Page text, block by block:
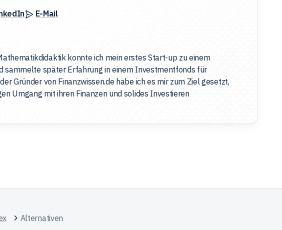
E-Mail
konnte ich mein erstes Start-up zu einem
sammelte später Erfahrung in einem Investmentfonds für
Gründer von Finanzwissen.de habe ich es mir zum Ziel gesetzt,
Umgang mit ihren Finanzen und solides Investieren
Alternativen